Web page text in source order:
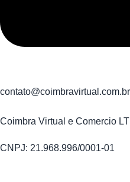
contato@coimbravirtual.com.br
Coimbra Virtual e Comercio
CNPJ: 21.968.996/0001-01